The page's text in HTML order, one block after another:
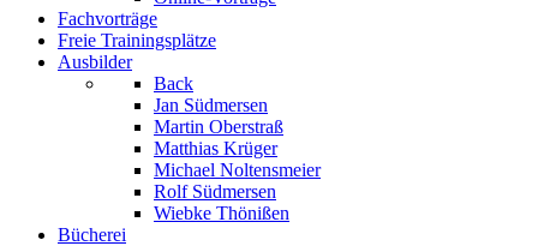
Fachvorträge
Freie Trainingsplätze
Ausbilder
Back
Jan Südmersen
Martin Oberstraß
Matthias Krüger
Michael Noltensmeier
Rolf Südmersen
Wiebke Thönißen
Bücherei